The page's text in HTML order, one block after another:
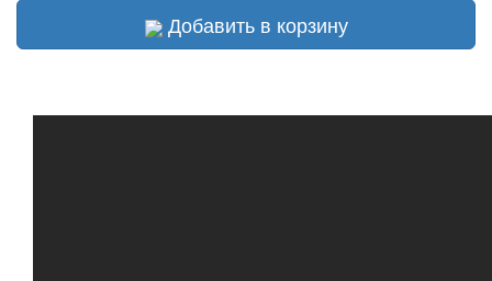
Добавить в корзину